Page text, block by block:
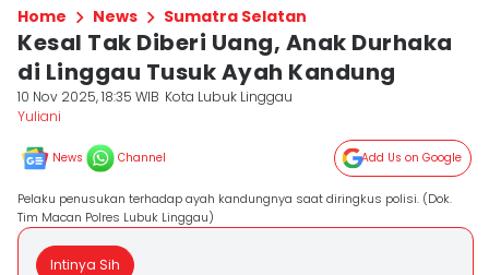
Home News Sumatra Selatan
Kesal Tak Diberi Uang, Anak Durhaka
di Linggau Tusuk Ayah Kandung
10 Nov 2025, 18:35 WIB Kota Lubuk Linggau
Yuliani
News Channel Add Us on Google
Pelaku penusukan terhadap ayah kandungnya saat diringkus polisi. (Dok.
Tim Macan Polres Lubuk Linggau)
Intinya Sih